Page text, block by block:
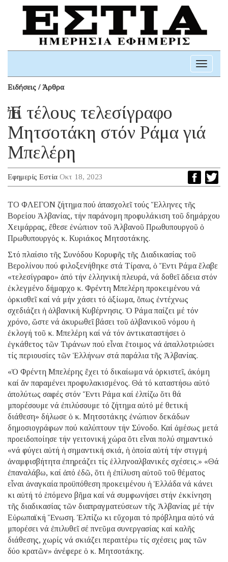
Toggle
Ειδήσεις / Άρθρα
Ἐπί τέλους τελεσίγραφο
Μητσοτάκη στόν Ράμα γιά
Μπελέρη
Εφημερίς Εστία Οκτ 18, 2023
ΤΟ ΦΛΕΓΟΝ ζήτημα πού ἀπασχολεῖ τούς Ἕλληνες τῆς
Βορείου Ἀλβανίας, τήν παράνομη προφυλάκιση τοῦ δημάρχου
Χειμάρρας, ἔθεσε ἐνώπιον τοῦ Ἀλβανοῦ Πρωθυπουργοῦ ὁ
Πρωθυπουργός κ. Κυριάκος Μητσοτάκης.
Στό πλαίσιο τῆς Συνόδου Κορυφῆς τῆς Διαδικασίας τοῦ
Βερολίνου πού φιλοξενήθηκε στά Τίρανα, ὁ Ἔντι Ράμα ἔλαβε
«τελεσίγραφο» ἀπό τήν ἑλληνική πλευρά, νά δοθεῖ ἄδεια στόν
ἐκλεγμένο δήμαρχο κ. Φρέντη Μπελέρη προκειμένου νά
ὁρκισθεῖ καί νά μήν χάσει τό ἀξίωμα, ὅπως ἐντέχνως
σχεδιάζει ἡ ἀλβανική Κυβέρνησις. Ὁ Ράμα παίζει μέ τόν
χρόνο, ὥστε νά ἀκυρωθεῖ βάσει τοῦ ἀλβανικοῦ νόμου ἡ
ἐκλογή τοῦ κ. Μπελέρη καί νά τόν ἀντικαταστήσει ὁ
ἐγκάθετος τῶν Τιράνων πού εἶναι ἕτοιμος νά ἀπαλλοτριώσει
τίς περιουσίες τῶν Ἑλλήνων στά παράλια τῆς Ἀλβανίας.
«Ὁ Φρέντη Μπελέρης ἔχει τό δικαίωμα νά ὁρκιστεῖ, ἀκόμη
καί ἄν παραμένει προφυλακισμένος. Θά τό καταστήσω αὐτό
ἀπολύτως σαφές στόν Ἔντι Ράμα καί ἐλπίζω ὅτι θά
μπορέσουμε νά ἐπιλύσουμε τό ζήτημα αὐτό μέ θετική
διάθεση» δήλωσε ὁ κ. Μητσοτάκης ἐνώπιον δεκάδων
δημοσιογράφων πού καλύπτουν τήν Σύνοδο. Καί ἀμέσως μετά
προειδοποίησε τήν γειτονική χώρα ὅτι εἶναι πολύ σημαντικό
«νά φύγει αὐτή ἡ σημαντική σκιά, ἡ ὁποία αὐτή τήν στιγμή
ἀναμφισβήτητα ἐπηρεάζει τίς ἑλληνοαλβανικές σχέσεις.» «Θά
ἐπαναλάβω, καί ἀπό ἐδῶ, ὅτι ἡ ἐπίλυση αὐτοῦ τοῦ θέματος
εἶναι ἀναγκαία προϋπόθεση προκειμένου ἡ Ἑλλάδα νά κάνει
κι αὐτή τό ἑπόμενο βῆμα καί νά συμφωνήσει στήν ἐκκίνηση
τῆς διαδικασίας τῶν διαπραγματεύσεων τῆς Ἀλβανίας μέ τήν
Εὐρωπαϊκή Ἕνωση. Ἐλπίζω κι εὔχομαι τό πρόβλημα αὐτό νά
μπορέσει νά ἐπιλυθεῖ σέ πνεῦμα συνεργασίας καί καλῆς
διάθεσης, χωρίς νά σκιάζει περαιτέρω τίς σχέσεις μας τῶν
δύο κρατῶν» ἀνέφερε ὁ κ. Μητσοτάκης.